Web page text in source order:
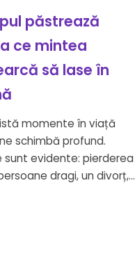
păstrează
ce mintea
să lase în
momente în viață
schimbă profund.
sunt evidente: pierderea
dragi, un divorț,...